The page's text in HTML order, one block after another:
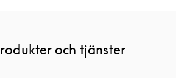
och tjänster